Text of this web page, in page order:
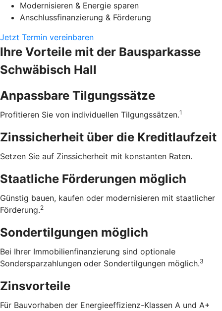
Modernisieren & Energie sparen
Anschlussfinanzierung & Förderung
Jetzt Termin vereinbaren
Ihre Vorteile mit der Bausparkasse
Schwäbisch Hall
Anpassbare Tilgungssätze
Profitieren Sie von individuellen Tilgungssätzen.1
Zinssicherheit über die ­Kreditlaufzeit
Setzen Sie auf Zinssicherheit mit konstanten Raten.
Staatliche Förderungen möglich
Günstig bauen, kaufen oder modernisieren mit staatlicher
Förderung.2
Sondertilgungen möglich
Bei Ihrer Immobilienfinanzierung sind optionale
Sondersparzahlungen oder Sondertilgungen möglich.3
Zinsvorteile
Für Bauvorhaben der Energieeffizienz-Klassen A und A+